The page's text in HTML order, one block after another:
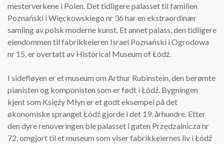
mesterverkene i Polen. Det tidligere palasset til familien
Poznański i Więckowskiego nr 36 har en ekstraordinær
samling av polsk moderne kunst. Et annet palass, den tidligere
eiendommen til fabrikkeieren Israel Poznański i Ogrodowa
nr 15, er overtatt av Historical Museum of Łódź.
I sidefløyen er et museum om Arthur Rubinstein, den berømte
pianisten og komponisten som er født i Łódź. Bygningen
kjent som Księży Młyn er et godt eksempel på det
økonomiske spranget Łódź gjorde i det 19. århundre. Etter
den dyre renoveringen ble palasset i gaten Przędzalnicza nr
72, omgjort til et museum som viser fabrikkeiernes liv i Łódź